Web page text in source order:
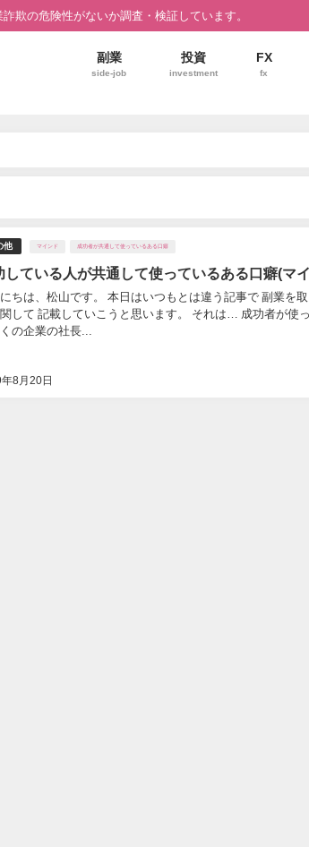
欺の危険性がないか調査・検証しています。
副業
side-job
投資
investment
FX
fx
他 マインド 成功者が共通して使っているある口癖
している人が共通して使っているある口癖(マ
8月20日
にちは、松山です。 本日はいつもとは違う記事で 副業を
して 記載していこうと思います。 それは… 成功者が使
の企業の社長...